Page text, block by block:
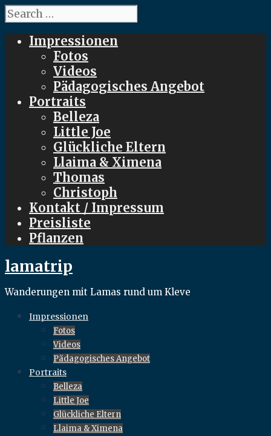
Search
for:
Impressionen
Fotos
Videos
Pädagogisches Angebot
Portraits
Belleza
Little Joe
Glückliche Eltern
Llaima & Ximena
Thomas
Christoph
Kontakt / Impressum
Preisliste
Pflanzen
lamatrip
Wanderungen mit Lamas rund um Kleve
Impressionen
Fotos
Videos
Pädagogisches Angebot
Portraits
Belleza
Little Joe
Glückliche Eltern
Llaima & Ximena